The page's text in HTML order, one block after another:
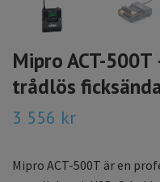
Mipro ACT-
trådlös
3 556 kr
Mipro ACT-500T är en